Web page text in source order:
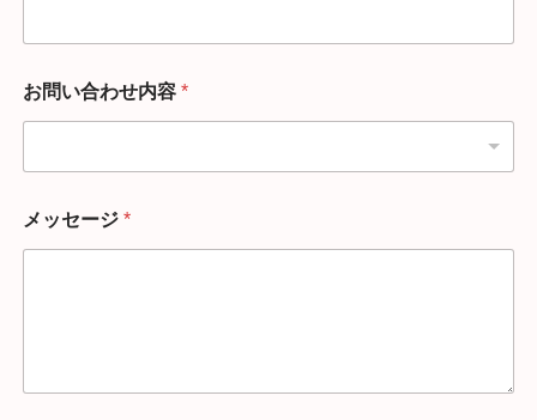
お問い合わせ内容 *
メッセージ *